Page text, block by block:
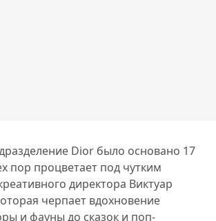
Dior было основано 17
пор процветает под чутким
директора Виктуар
черпает вдохновение
и фауны до сказок и поп-